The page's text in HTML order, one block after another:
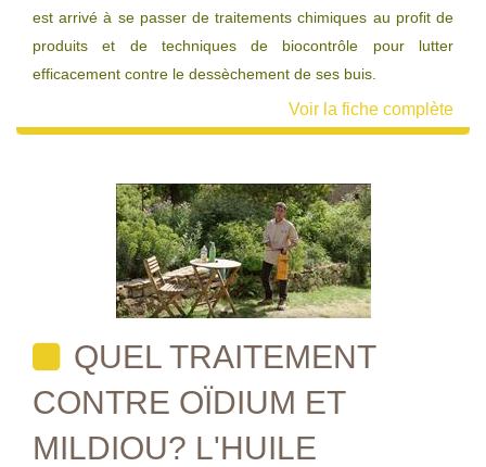
est arrivé à se passer de traitements chimiques au profit de
produits et de techniques de biocontrôle pour lutter
efficacement contre le dessèchement de ses buis.
Voir la fiche complète
QUEL TRAITEMENT
CONTRE OÏDIUM ET
MILDIOU? L'HUILE